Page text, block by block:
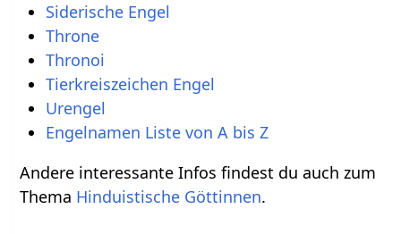
Siderische Engel
Throne
Thronoi
Tierkreiszeichen Engel
Urengel
Engelnamen Liste von A bis Z
Andere interessante Infos findest du auch zum
Thema Hinduistische Göttinnen.